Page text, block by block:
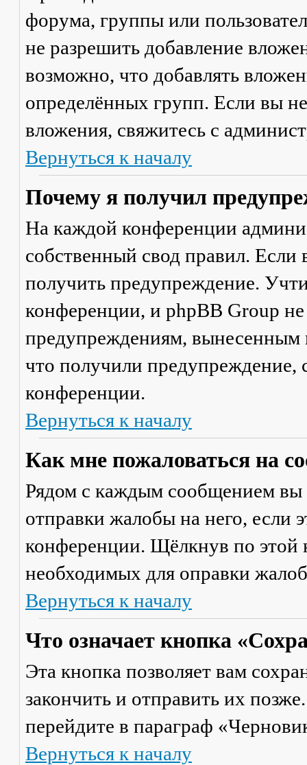
форума, группы или
не разрешить добавление
возможно, что добавлять
определённых групп. Если вы
вложения, свяжитесь с
Вернуться к началу
Почему я получил
На каждой конференции
собственный свод правил.
получить предупреждение.
конференции, и phpBB Group
предупреждениям, вынесенным
что получили предупреждение,
конференции.
Вернуться к началу
Как мне пожаловаться на
Рядом с каждым сообщением вы
отправки жалобы на него, если
конференции. Щёлкнув по этой
необходимых для оправки
Вернуться к началу
Что означает кнопка
Эта кнопка позволяет вам
закончить и отправить их
перейдите в параграф
Вернуться к началу